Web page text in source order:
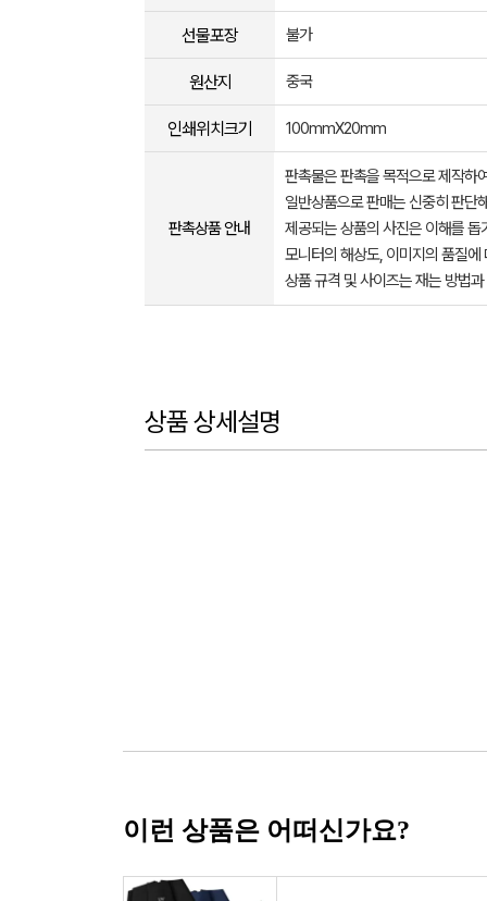
선물포장 불가
원산지 중국
인쇄위치크기 100mmX20mm
판촉상품 안내
판촉물은 판촉을 목적으로 제작하
일반상품으로 판매는 신중히 판단
제공되는 상품의 사진은 이해를
모니터의 해상도, 이미지의 품질
상품 규격 및 사이즈는 재는 방법
상품 상세설명
이런 상품은 어떠신가요?